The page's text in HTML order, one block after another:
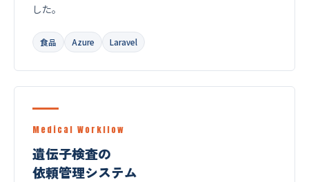
した。
食品 Azure Laravel
Medical Workflow
遺伝子検査の
依頼管理システム